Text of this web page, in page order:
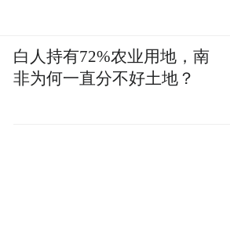
白人持有72%农业用地，南
非为何一直分不好土地？